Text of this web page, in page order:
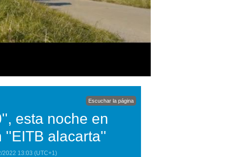
Escuchar la página
esta noche en
''EITB alacarta''
2022 13:03 (UTC+1)